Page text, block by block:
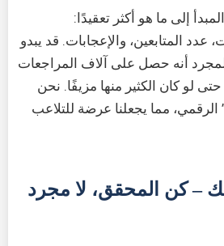
إلى ما هو أكثر تعقيدًا:
عدد المتابعين، والإعجابات. قد يبدو
لمجرد أنه حصل على آلاف المراجعات
لو كان الكثير منها مزيفًا. نحن
مما يجعلنا عرضة للتلاعب
– كن المحقق، لا مجرد